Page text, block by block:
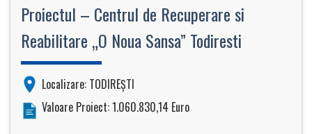
Proiectul – Centrul de Recuperare si
Reabilitare „O Noua Sansa” Todiresti
Localizare: TODIREŞTI
Valoare Proiect: 1.060.830,14 Euro